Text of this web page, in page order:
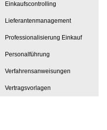
Einkaufscontrolling
Lieferantenmanagement
Professionalisierung Einkauf
Personalführung
Verfahrensanweisungen
Vertragsvorlagen